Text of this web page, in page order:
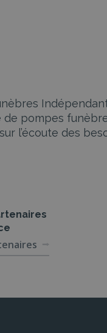
pompes
l’écoute des
administratives et
A à Z, de la
Des